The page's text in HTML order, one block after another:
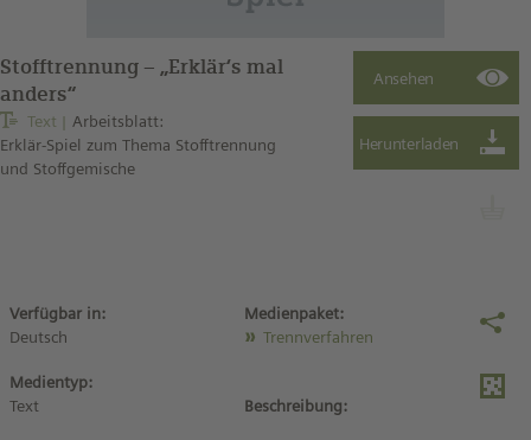
Stofftrennung – „Erklär‘s mal
anders“
Text
Arbeitsblatt:
Erklär-Spiel zum Thema Stofftrennung
und Stoffgemische
Verfügbar in:
Deutsch
Medientyp:
Text
Medienpaket:
Trennverfahren
Beschreibung: